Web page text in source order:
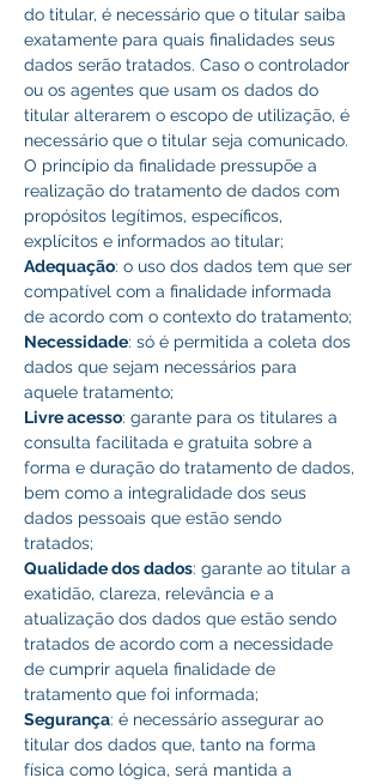
do titular, é necessário que o titular saiba
exatamente para quais finalidades seus
dados serão tratados. Caso o controlador
ou os agentes que usam os dados do
titular alterarem o escopo de utilização, é
necessário que o titular seja comunicado.
O princípio da finalidade pressupõe a
realização do tratamento de dados com
propósitos legítimos, específicos,
explícitos e informados ao titular;
Adequação: o uso dos dados tem que ser
compatível com a finalidade informada
de acordo com o contexto do tratamento;
Necessidade: só é permitida a coleta dos
dados que sejam necessários para
aquele tratamento;
Livre acesso: garante para os titulares a
consulta facilitada e gratuita sobre a
forma e duração do tratamento de dados,
bem como a integralidade dos seus
dados pessoais que estão sendo
tratados;
Qualidade dos dados: garante ao titular a
exatidão, clareza, relevância e a
atualização dos dados que estão sendo
tratados de acordo com a necessidade
de cumprir aquela finalidade de
tratamento que foi informada;
Segurança: é necessário assegurar ao
titular dos dados que, tanto na forma
física como lógica, será mantida a